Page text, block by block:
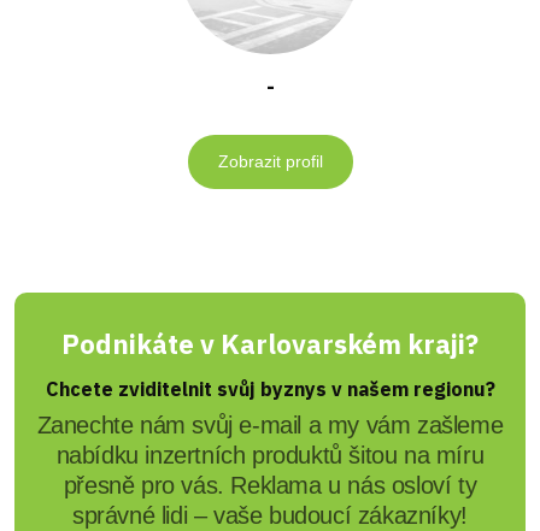
-
Zobrazit profil
Podnikáte v Karlovarském kraji?
Chcete zviditelnit svůj byznys v našem regionu?
Zanechte nám svůj e-mail a my vám zašleme
nabídku inzertních produktů šitou na míru
přesně pro vás. Reklama u nás osloví ty
správné lidi – vaše budoucí zákazníky!